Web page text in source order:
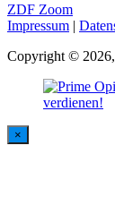
ZDF Zoom
Impressum |
Copyright ©
×